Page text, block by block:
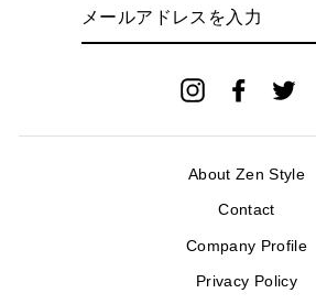
InstagramFacebook
About Zen Style
Contact
Company Profile
Privacy Policy